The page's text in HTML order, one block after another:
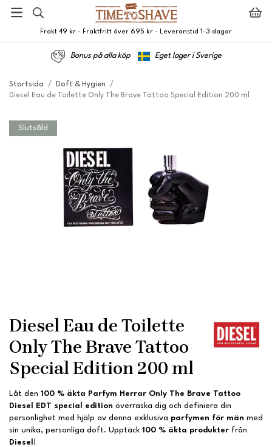
Frakt 49 kr - Fraktfritt över 695 kr - Leveranstid 1-3 dagar
Bonus på alla köp Eget lager i Sverige
Startsida / Doft & Hygien
/
Diesel Eau de Toilette Only The Brave Tattoo Special Edition 200 ml
Slutsåld
Diesel Eau de Toilette
Only The Brave Tattoo
Special Edition 200 ml
Låt den 100 % äkta Parfym Herrar Only The Brave Tattoo
Diesel EDT special edition överraska dig och definiera din
personlighet med hjälp av denna exklusiva parfymen för män med
sin unika, personliga doft. Upptäck 100 % äkta produkter från
Diesel !